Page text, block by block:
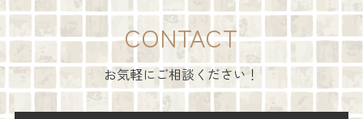
CONTACT
お気軽にご相談ください！